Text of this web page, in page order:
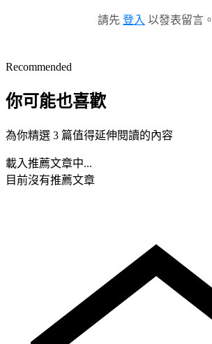
請先 登入 以發表留言。
Recommended
你可能也喜歡
為你精選 3 篇值得延伸閱讀的內容
載入推薦文章中...
目前沒有推薦文章